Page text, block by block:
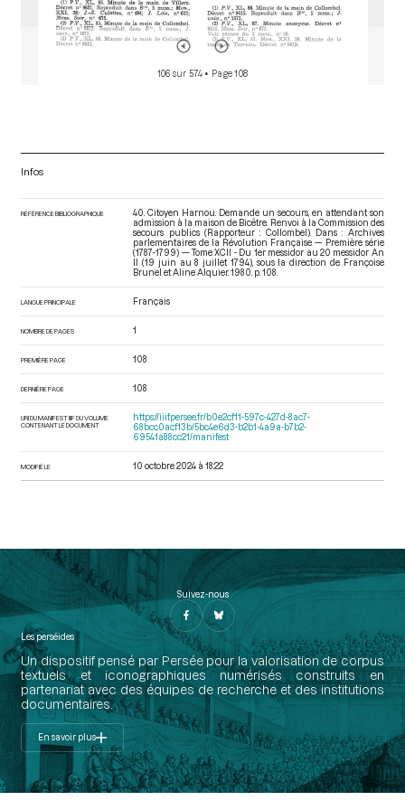
106 sur 574 • Page 108
Infos
RÉFÉRENCE BIBLIOGRAPHIQUE
40. Citoyen Harnou. Demande un secours, en attendant son
admission à la maison de Bicêtre. Renvoi à la Commission des
secours publics (Rapporteur : Collombel). Dans : Archives
parlementaires de la Révolution Française — Première série
(1787-1799) — Tome XCII - Du 1er messidor au 20 messidor An
II (19 juin au 8 juillet 1794), sous la direction de Françoise
Brunel et Aline Alquier. 1980. p. 108.
LANGUE PRINCIPALE Français
NOMBRE DE PAGES 1
PREMIÈRE PAGE 108
DERNIÈRE PAGE 108
URI DU MANIFEST IIIF DU VOLUME
CONTENANT LE DOCUMENT
https://iiif.persee.fr/b0e2cf11-597c-427d-8ac7-
68bcc0acf13b/5bc4e6d3-b2b1-4a9a-b7b2-
69541a88cc21/manifest
MODIFIÉ LE 10 octobre 2024 à 18:22
Suivez-nous
Les perséides
Un dispositif pensé par Persée pour la valorisation de corpus
textuels et iconographiques numérisés construits en
partenariat avec des équipes de recherche et des institutions
documentaires.
En savoir plus